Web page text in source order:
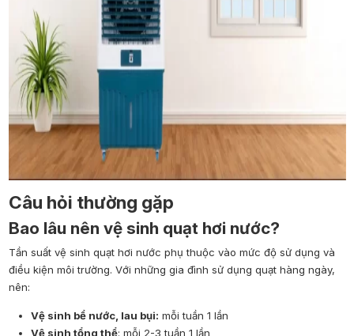
Câu hỏi thường gặp
Bao lâu nên vệ sinh quạt hơi nước?
Tần suất vệ sinh quạt hơi nước phụ thuộc vào mức độ sử dụng và
điều kiện môi trường. Với những gia đình sử dụng quạt hàng ngày,
nên:
Vệ sinh bể nước, lau bụi: mỗi tuần 1 lần
Vệ sinh tổng thể: mỗi 2-3 tuần 1 lần